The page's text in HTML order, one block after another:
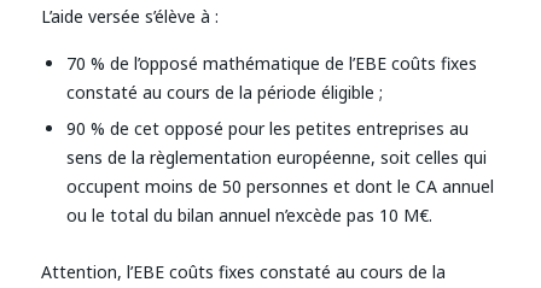
L’aide versée s’élève à :
70 % de l’opposé mathématique de l’EBE coûts fixes
constaté au cours de la période éligible ;
90 % de cet opposé pour les petites entreprises au
sens de la règlementation européenne, soit celles qui
occupent moins de 50 personnes et dont le CA annuel
ou le total du bilan annuel n’excède pas 10 M€.
Attention, l’EBE coûts fixes constaté au cours de la